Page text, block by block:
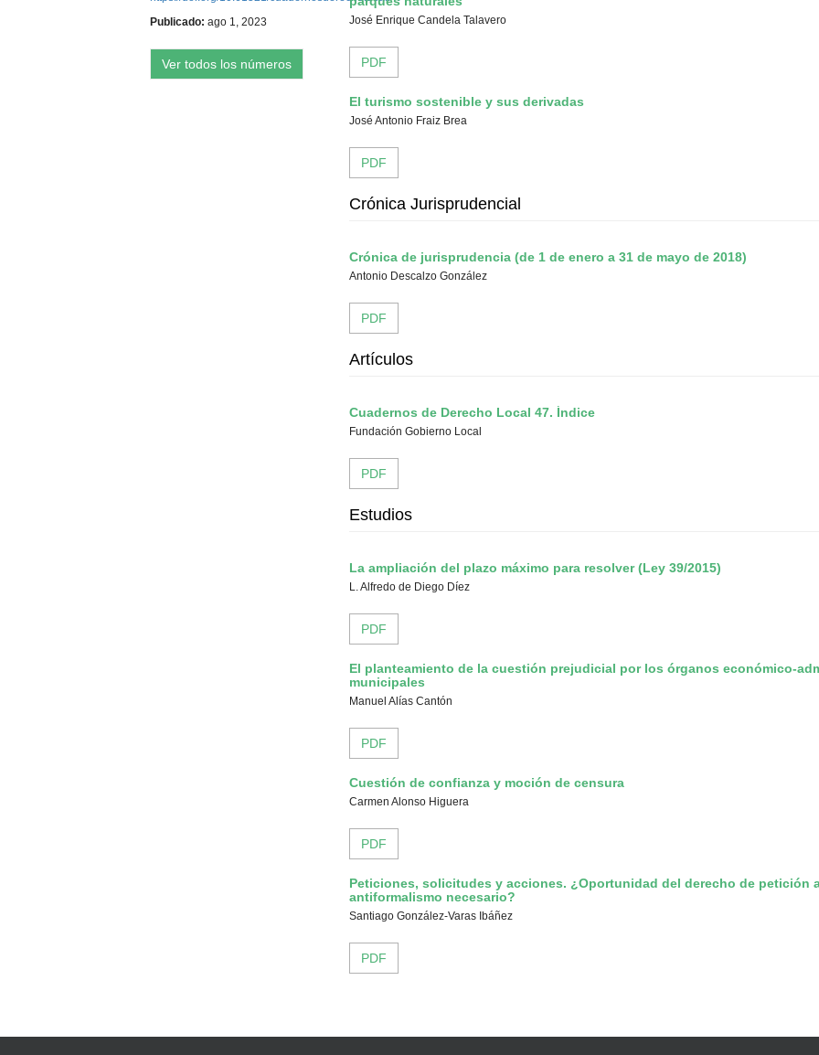
Publicado:ago 1, 2023
Ver todos los números
José Enrique Candela Talavero
PDF
El turismo sostenible y sus derivadas
José Antonio Fraiz Brea
PDF
Crónica Jurisprudencial
Crónica de jurisprudencia (de 1 de enero a 31 de mayo de 2018)
Antonio Descalzo González
PDF
Artículos
Cuadernos de Derecho Local 47. Índice
Fundación Gobierno Local
PDF
Estudios
La ampliación del plazo máximo para resolver (Ley 39/2015)
L. Alfredo de Diego Díez
PDF
El planteamiento de la cuestión prejudicial por los órganos económico-
municipales
Manuel Alías Cantón
PDF
Cuestión de confianza y moción de censura
Carmen Alonso Higuera
PDF
Peticiones, solicitudes y acciones. ¿Oportunidad del derecho de petición
antiformalismo necesario?
Santiago González-Varas Ibáñez
PDF